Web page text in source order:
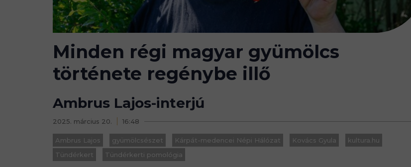
Minden régi magyar gyümölcs
története regénybe illő
Ambrus Lajos-interjú
2025. március 20. 16:48
Ambrus Lajos gyümölcsészet Kárpát-medencei Népi Hálózat Kovács Gyula
kultura.hu
Tündérkert
Tündérkerti pomológia